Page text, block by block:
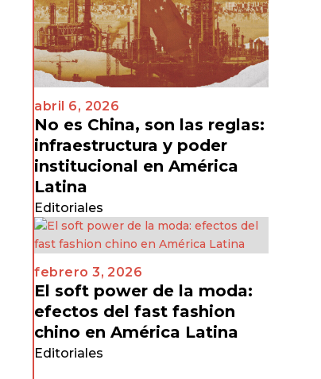
abril 6, 2026
No es China, son las reglas:
infraestructura y poder
institucional en América
Latina
Editoriales
febrero 3, 2026
El soft power de la moda:
efectos del fast fashion
chino en América Latina
Editoriales